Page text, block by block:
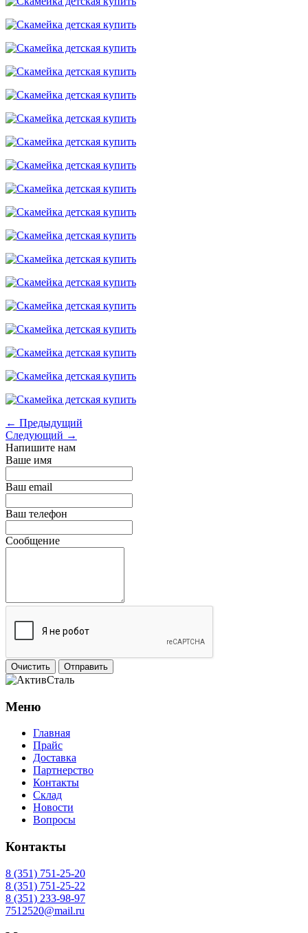
← Предыдущий
Следующий →
Напишите нам
Ваше имя
Ваш email
Ваш телефон
Сообщение
Очистить Отправить
Меню
Главная
Прайс
Доставка
Партнерство
Контакты
Склад
Новости
Вопросы
Контакты
8 (351) 751-25-20
8 (351) 751-25-22
8 (351) 233-98-97
7512520@mail.ru